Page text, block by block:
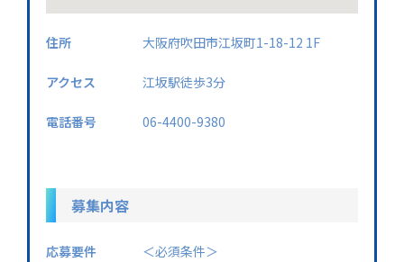
住所 大阪府吹田市江坂町1-18-12 1F
アクセス 江坂駅徒歩3分
電話番号 06-4400-9380
募集内容
応募要件
＜必須条件＞